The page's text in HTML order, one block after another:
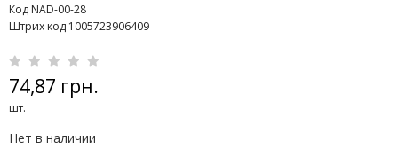
Код NAD-00-28
Штрих код 1005723906409
74,87 грн.
шт.
Нет в наличии